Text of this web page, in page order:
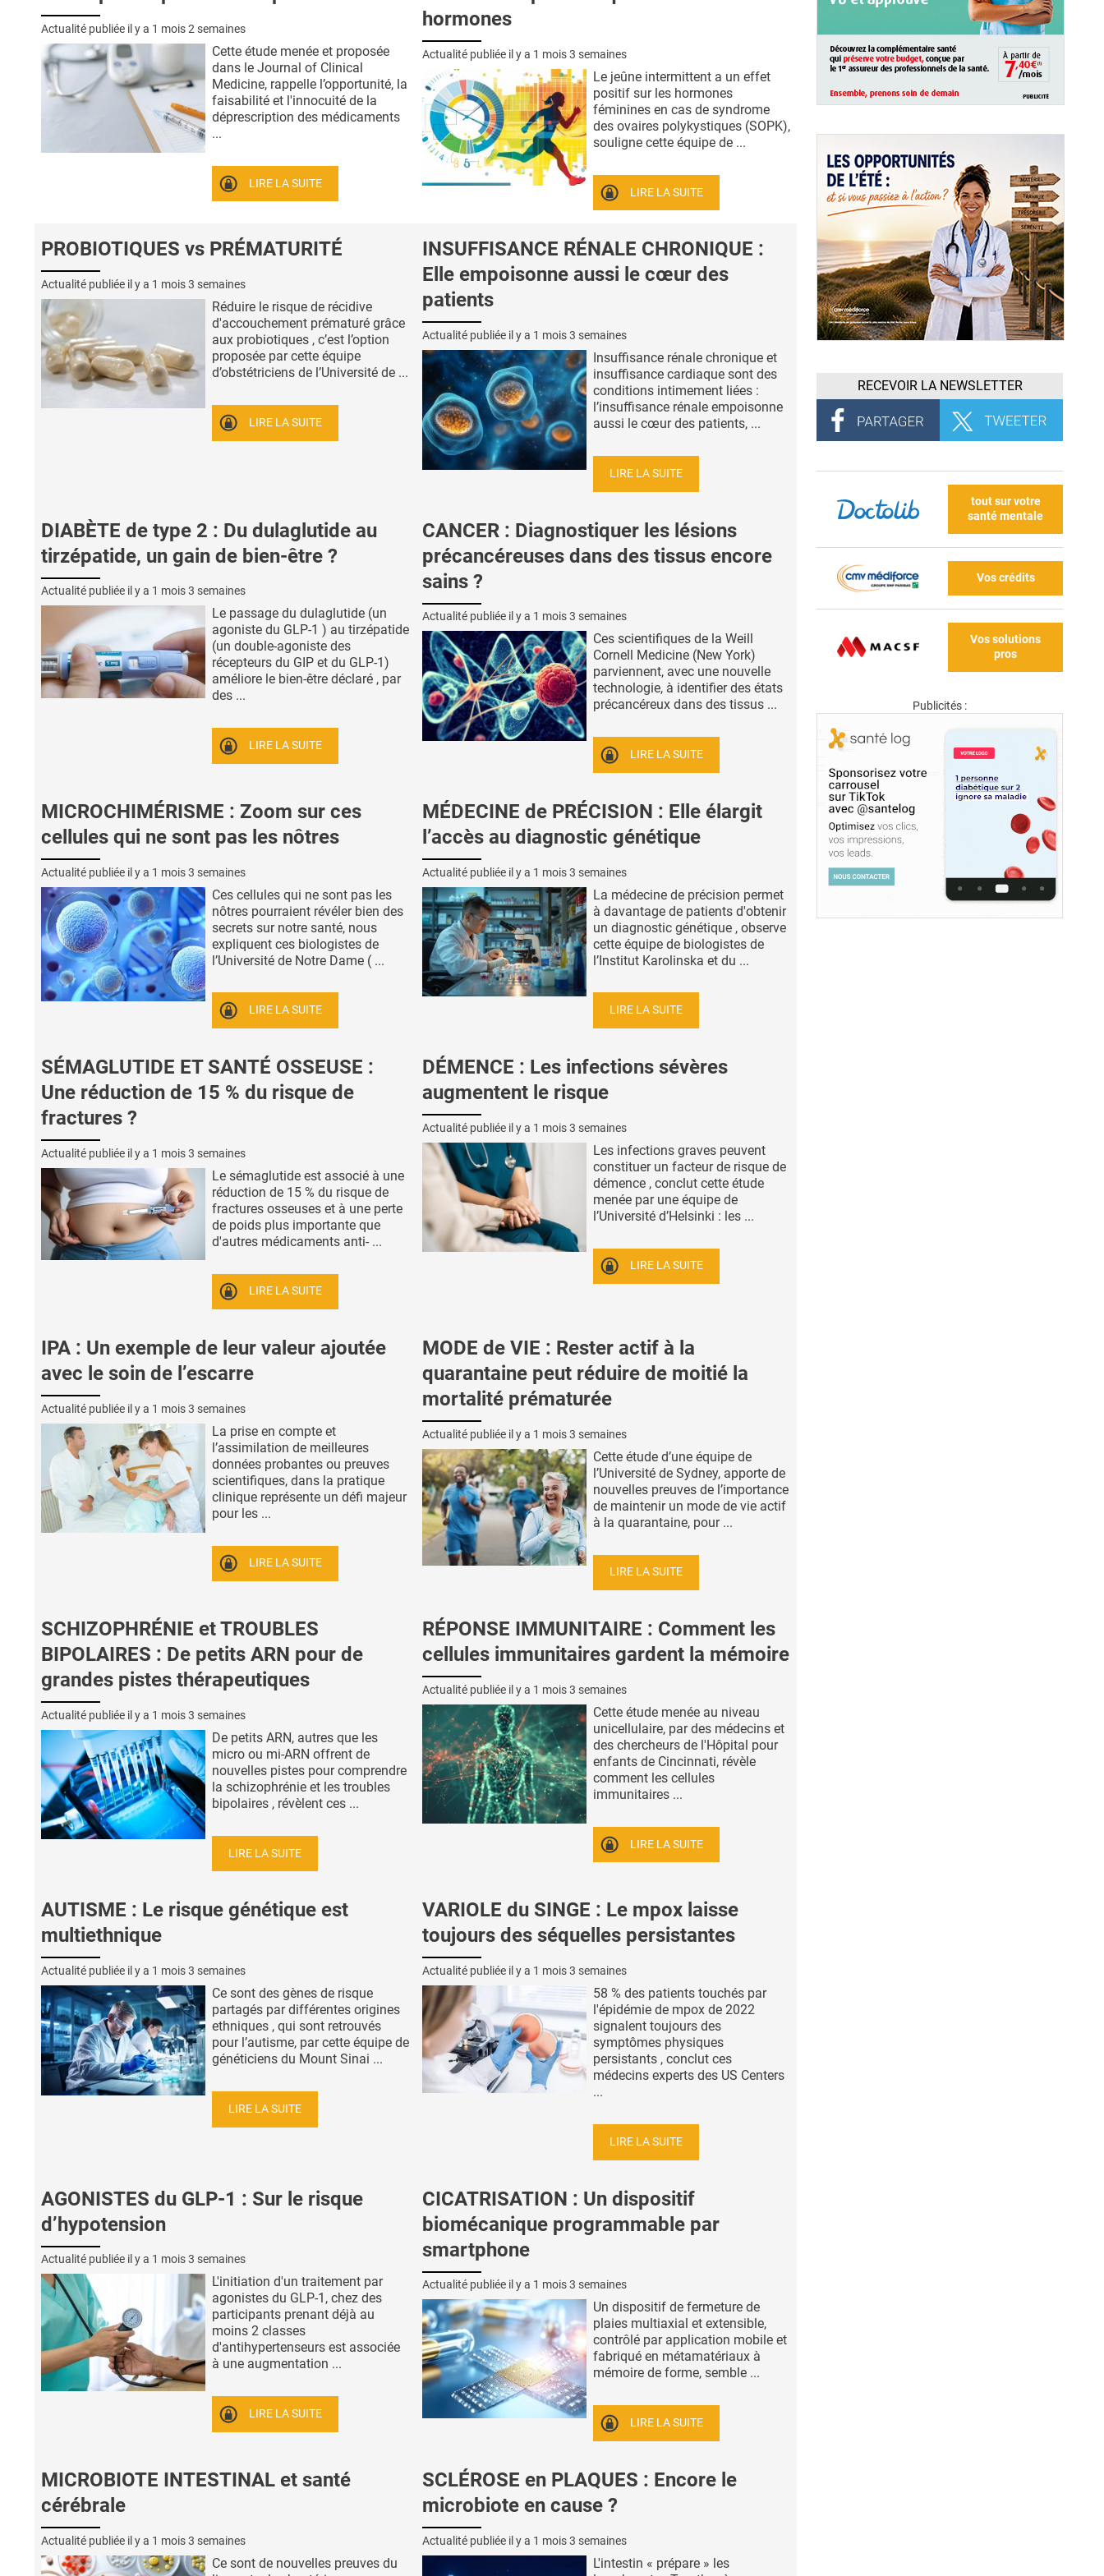
Actualité publiée il y a 1 mois 2 semaines
Cette étude menée et proposée
dans le Journal of Clinical
Medicine, rappelle l’opportunité, la
faisabilité et l'innocuité de la
déprescription des médicaments
...
LIRE LA SUITE
hormones
Actualité publiée il y a 1 mois 3 semaines
Le jeûne intermittent a un effet
positif sur les hormones
féminines en cas de syndrome
des ovaires polykystiques (SOPK),
souligne cette équipe de ...
LIRE LA SUITE
PROBIOTIQUES vs PRÉMATURITÉ
Actualité publiée il y a 1 mois 3 semaines
Réduire le risque de récidive
d'accouchement prématuré grâce
aux probiotiques , c’est l’option
proposée par cette équipe
d’obstétriciens de l’Université de ...
LIRE LA SUITE
INSUFFISANCE RÉNALE CHRONIQUE :
Elle empoisonne aussi le cœur des
patients
Actualité publiée il y a 1 mois 3 semaines
Insuffisance rénale chronique et
insuffisance cardiaque sont des
conditions intimement liées :
l’insuffisance rénale empoisonne
aussi le cœur des patients, ...
LIRE LA SUITE
DIABÈTE de type 2 : Du dulaglutide au
tirzépatide, un gain de bien-être ?
Actualité publiée il y a 1 mois 3 semaines
Le passage du dulaglutide (un
agoniste du GLP-1 ) au tirzépatide
(un double-agoniste des
récepteurs du GIP et du GLP-1)
améliore le bien-être déclaré , par
des ...
LIRE LA SUITE
CANCER : Diagnostiquer les lésions
précancéreuses dans des tissus encore
sains ?
Actualité publiée il y a 1 mois 3 semaines
Ces scientifiques de la Weill
Cornell Medicine (New York)
parviennent, avec une nouvelle
technologie, à identifier des états
précancéreux dans des tissus ...
LIRE LA SUITE
MICROCHIMÉRISME : Zoom sur ces
cellules qui ne sont pas les nôtres
Actualité publiée il y a 1 mois 3 semaines
Ces cellules qui ne sont pas les
nôtres pourraient révéler bien des
secrets sur notre santé, nous
expliquent ces biologistes de
l’Université de Notre Dame ( ...
LIRE LA SUITE
MÉDECINE de PRÉCISION : Elle élargit
l’accès au diagnostic génétique
Actualité publiée il y a 1 mois 3 semaines
La médecine de précision permet
à davantage de patients d'obtenir
un diagnostic génétique , observe
cette équipe de biologistes de
l’Institut Karolinska et du ...
LIRE LA SUITE
SÉMAGLUTIDE ET SANTÉ OSSEUSE :
Une réduction de 15 % du risque de
fractures ?
Actualité publiée il y a 1 mois 3 semaines
Le sémaglutide est associé à une
réduction de 15 % du risque de
fractures osseuses et à une perte
de poids plus importante que
d'autres médicaments anti- ...
LIRE LA SUITE
DÉMENCE : Les infections sévères
augmentent le risque
Actualité publiée il y a 1 mois 3 semaines
Les infections graves peuvent
constituer un facteur de risque de
démence , conclut cette étude
menée par une équipe de
l’Université d’Helsinki : les ...
LIRE LA SUITE
IPA : Un exemple de leur valeur ajoutée
avec le soin de l’escarre
Actualité publiée il y a 1 mois 3 semaines
La prise en compte et
l’assimilation de meilleures
données probantes ou preuves
scientifiques, dans la pratique
clinique représente un défi majeur
pour les ...
LIRE LA SUITE
MODE de VIE : Rester actif à la
quarantaine peut réduire de moitié la
mortalité prématurée
Actualité publiée il y a 1 mois 3 semaines
Cette étude d’une équipe de
l’Université de Sydney, apporte de
nouvelles preuves de l’importance
de maintenir un mode de vie actif
à la quarantaine, pour ...
LIRE LA SUITE
SCHIZOPHRÉNIE et TROUBLES
BIPOLAIRES : De petits ARN pour de
grandes pistes thérapeutiques
Actualité publiée il y a 1 mois 3 semaines
De petits ARN, autres que les
micro ou mi-ARN offrent de
nouvelles pistes pour comprendre
la schizophrénie et les troubles
bipolaires , révèlent ces ...
LIRE LA SUITE
RÉPONSE IMMUNITAIRE : Comment les
cellules immunitaires gardent la mémoire
Actualité publiée il y a 1 mois 3 semaines
Cette étude menée au niveau
unicellulaire, par des médecins et
des chercheurs de l'Hôpital pour
enfants de Cincinnati, révèle
comment les cellules
immunitaires ...
LIRE LA SUITE
AUTISME : Le risque génétique est
multiethnique
Actualité publiée il y a 1 mois 3 semaines
Ce sont des gènes de risque
partagés par différentes origines
ethniques , qui sont retrouvés
pour l’autisme, par cette équipe de
généticiens du Mount Sinai ...
LIRE LA SUITE
VARIOLE du SINGE : Le mpox laisse
toujours des séquelles persistantes
Actualité publiée il y a 1 mois 3 semaines
58 % des patients touchés par
l'épidémie de mpox de 2022
signalent toujours des
symptômes physiques
persistants , conclut ces
médecins experts des US Centers
...
LIRE LA SUITE
AGONISTES du GLP-1 : Sur le risque
d’hypotension
Actualité publiée il y a 1 mois 3 semaines
L'initiation d'un traitement par
agonistes du GLP-1, chez des
participants prenant déjà au
moins 2 classes
d'antihypertenseurs est associée
à une augmentation ...
LIRE LA SUITE
CICATRISATION : Un dispositif
biomécanique programmable par
smartphone
Actualité publiée il y a 1 mois 3 semaines
Un dispositif de fermeture de
plaies multiaxial et extensible,
contrôlé par application mobile et
fabriqué en métamatériaux à
mémoire de forme, semble ...
LIRE LA SUITE
MICROBIOTE INTESTINAL et santé
cérébrale
Actualité publiée il y a 1 mois 3 semaines
Ce sont de nouvelles preuves du
SCLÉROSE en PLAQUES : Encore le
microbiote en cause ?
Actualité publiée il y a 1 mois 3 semaines
L'intestin « prépare » les
RECEVOIR LA NEWSLETTER
tout sur votre
santé mentale
Vos crédits
Vos solutions
pros
Publicités :